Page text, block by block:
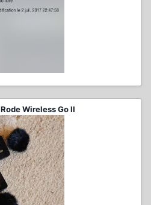
Wireless Go II